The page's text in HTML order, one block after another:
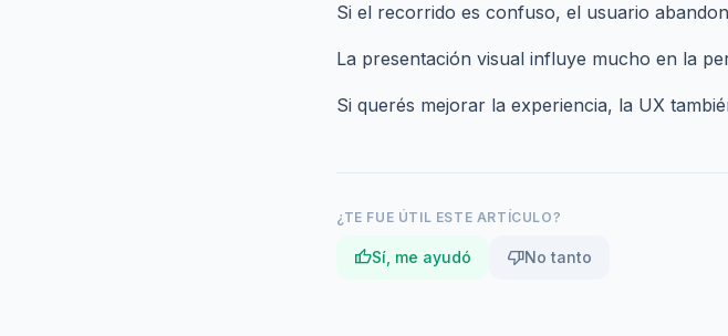
Si el recorrido es confuso, el usuario
La presentación visual influye mucho en la
Si querés mejorar la experiencia, la UX
¿TE FUE ÚTIL ESTE ARTÍCULO?
thumb_upSí, me ayudó thumb_downNo tanto